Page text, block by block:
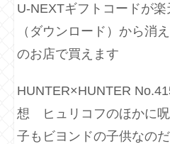
U-NEXTギフトコードが楽
（ダウンロード）から消
のお店で買えます
HUNTER×HUNTER
想 ヒュリコフのほかに
子もビヨンドの子供なの